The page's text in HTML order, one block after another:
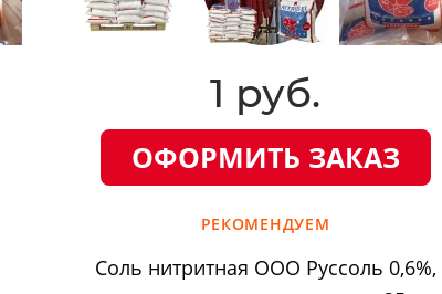
1 руб.
ОФОРМИТЬ ЗАКАЗ
РЕКОМЕНДУЕМ
Соль нитритная ООО Руссоль 0,6%,